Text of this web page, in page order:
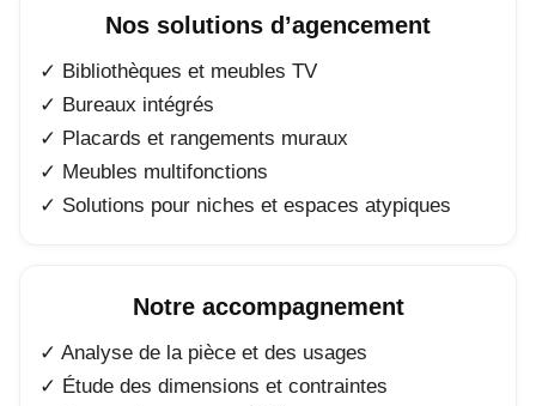
Nos solutions d’agencement
✓ Bibliothèques et meubles TV
✓ Bureaux intégrés
✓ Placards et rangements muraux
✓ Meubles multifonctions
✓ Solutions pour niches et espaces atypiques
Notre accompagnement
✓ Analyse de la pièce et des usages
✓ Étude des dimensions et contraintes